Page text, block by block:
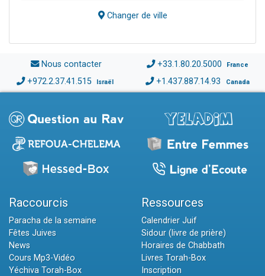
Changer de ville
Nous contacter +33.1.80.20.5000 France
+972.2.37.41.515 Israël +1.437.887.14.93 Canada
Raccourcis
Paracha de la semaine
Fêtes Juives
News
Cours Mp3-Vidéo
Yéchiva Torah-Box
Ressources
Calendrier Juif
Sidour (livre de prière)
Horaires de Chabbath
Livres Torah-Box
Inscription